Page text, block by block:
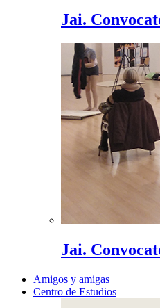
Jai.
Jai.
Amigos y amigas
Centro de Estudios